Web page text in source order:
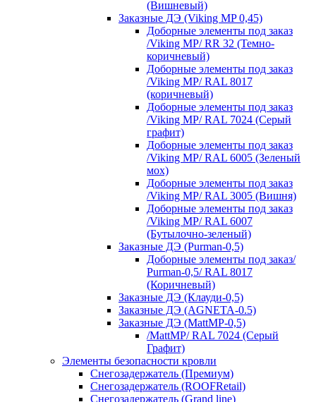
(Вишневый)
Заказные ДЭ (Viking MP 0,45)
Доборные элементы под заказ
/Viking MP/ RR 32 (Темно-
коричневый)
Доборные элементы под заказ
/Viking MP/ RAL 8017
(коричневый)
Доборные элементы под заказ
/Viking MP/ RAL 7024 (Серый
графит)
Доборные элементы под заказ
/Viking MP/ RAL 6005 (Зеленый
мох)
Доборные элементы под заказ
/Viking MP/ RAL 3005 (Вишня)
Доборные элементы под заказ
/Viking MP/ RAL 6007
(Бутылочно-зеленый)
Заказные ДЭ (Purman-0,5)
Доборные элементы под заказ/
Purman-0,5/ RAL 8017
(Коричневый)
Заказные ДЭ (Клауди-0,5)
Заказные ДЭ (AGNETA-0.5)
Заказные ДЭ (MattMP-0,5)
/MattMP/ RAL 7024 (Серый
Графит)
Элементы безопасности кровли
Снегозадержатель (Премиум)
Снегозадержатель (ROOFRetail)
Снегозадержатель (Grand line)